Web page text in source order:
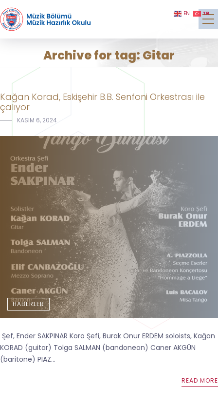
Archive for tag: Gitar
Kağan Korad, Eskişehir B.B. Senfoni Orkestrası ile
çalıyor
KASIM 6, 2024
HABERLER
Şef, Ender SAKPINAR Koro Şefi, Burak Onur ERDEM soloists, Kağan
KORAD (guitar) Tolga SALMAN (bandoneon) Caner AKGÜN
(baritone) PIAZ...
READ MORE
EN TR